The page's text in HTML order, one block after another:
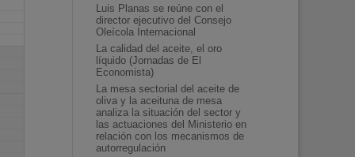
Luis Planas se reúne con el
director ejecutivo del Consejo
Oleícola Internacional
La calidad del aceite, el oro
líquido (Jornadas de El
Economista)
La mesa sectorial del aceite de
oliva y la aceituna de mesa
analiza la situación del sector y
las actuaciones del Ministerio en
relación con los mecanismos de
autorregulación